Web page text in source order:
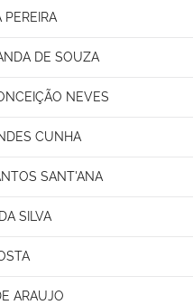
PEREIRA
DE SOUZA
NEVES
CUNHA
SANT'ANA
SILVA
ARAUJO